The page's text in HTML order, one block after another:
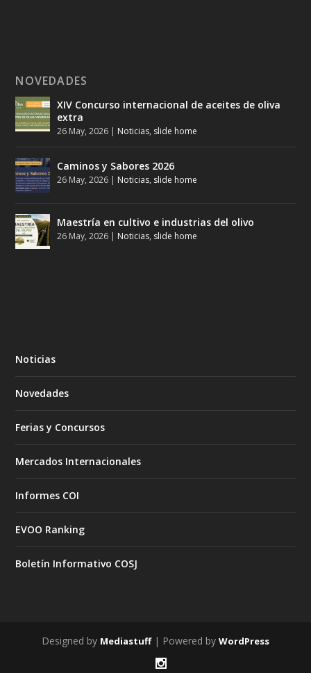
NOVEDADES
XIV Concurso internacional de aceites de oliva
extra
26 May, 2026 | Noticias, slide home
Caminos y Sabores 2026
26 May, 2026 | Noticias, slide home
Maestría en cultivo e industrias del olivo
26 May, 2026 | Noticias, slide home
Noticias
Novedades
Ferias y Concursos
Mercados Internacionales
Informes COI
EVOO Ranking
Boletín Informativo COSJ
Designed by Mediastuff| Powered by WordPress